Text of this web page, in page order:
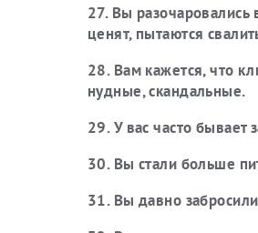
27. Вы разочаровались
ценят, пытаются
28. Вам кажется, что
нудные, скандальные.
29. У вас часто бывает
30. Вы стали больше
31. Вы давно